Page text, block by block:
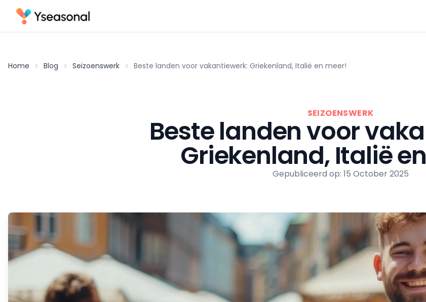
Home Blog Seizoenswerk Beste landen voor vakantiewerk: Griekenland, Italië en meer!
SEIZOENSWERK
Beste landen voor
Griekenland, Italië
Gepubliceerd op: 15 October 2025